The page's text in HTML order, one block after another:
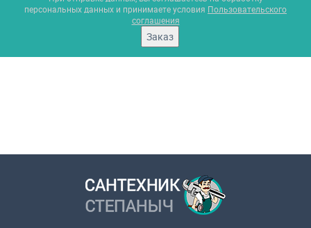
персональных данных и принимаете условия Пользовательского
соглашения
Заказ